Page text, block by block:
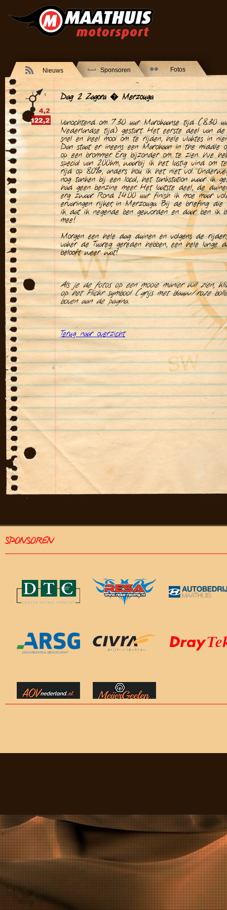
Nieuws Sponsoren Fotos
Dag 2 Zagora � Merzouga
Vanochtend om 7.30 uur Marokaanse tijd (8.30
Nederlandse tijd) gestart. Het eerste deel van de
snel en heel mooi om te rijden, hele vlaktes in
Dan staat er ineens een Marokaan in the middle
op een brommer. Erg bijzonder om te zien. We
special van 200km, waarbij ik het lastig vind om
rijd op 80%, anders hou ik het niet vol.
nog tanken bij een local, het tankstation waar ik
had geen benzine meer. Het laatste deel, de
erg zwaar. Rond 14.00 uur finish ik moe maar
ervaringen rijker, in Merzouga. Bij de briefing die
ik dat ik negende ben geworden en daar ben ik
mee!
Morgen een hele dag duinen en volgens de
vaker de Tuareg gereden hebben, een hele lange
belooft weer wat!
Als je de fotos op een mooie manier wil zien,
op het Flickr symbool (grijs met blauw/roze
boven aan de pagina.
Terug naar overzicht
SPONSOREN